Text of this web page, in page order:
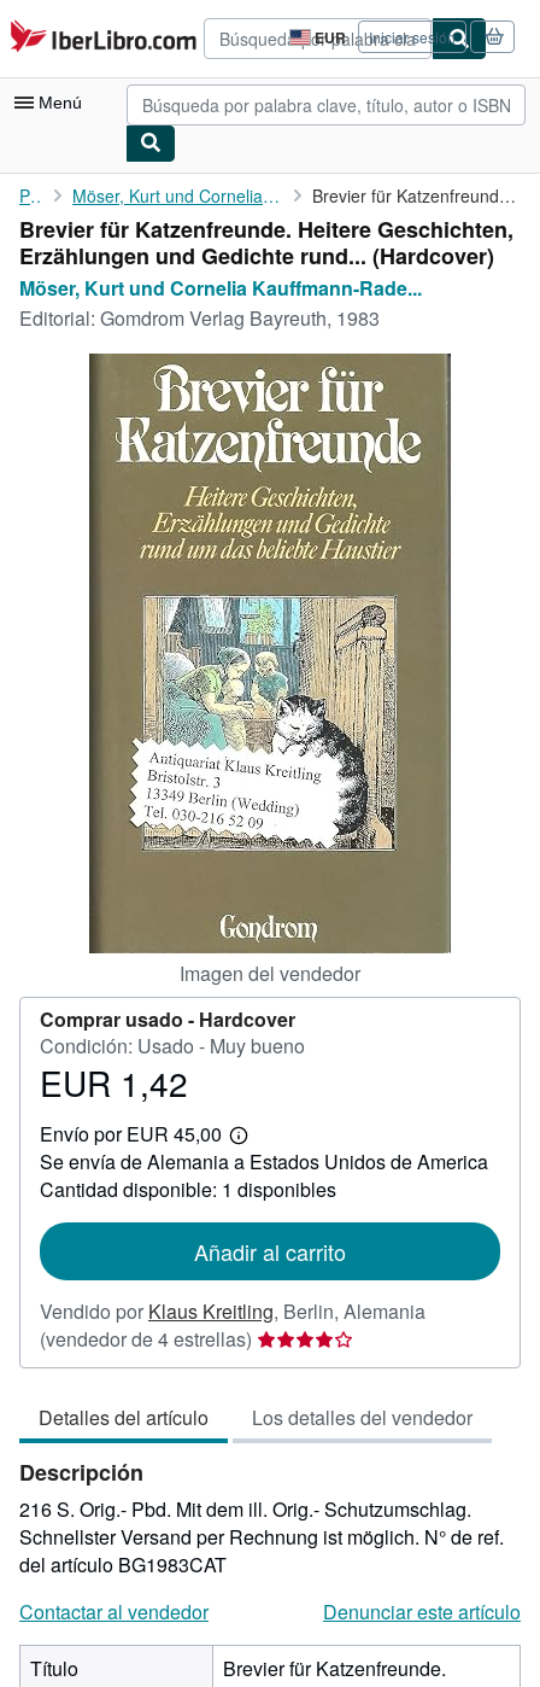
Pasar al contenido principal
IberLibro.com EUR
Preferencias
de
compra
del
Iniciar sesión
Menú
Mi cuenta
Consultar mis pedidos
Búsqueda avanzada
Colecciones
Arte y coleccionismo
Vendedores
Portada Möser, Kurt und Cornelia Kauffmann-Rade ( Zusammengestellt und... Brevier für Katzenfreunde. Heitere Geschichten, Erzählungen und ...
Brevier für Katzenfreunde. Heitere Geschichten,
Erzählungen und Gedichte rund... (Hardcover)
Möser, Kurt und Cornelia Kauffmann-Rade...
Editorial: Gomdrom Verlag Bayreuth, 1983
Imagen del vendedor
Comprar usado - Hardcover
Condición: Usado - Muy bueno
Precio
1,42
EUR 1,42
Envío por EUR 45,00
Más
información
sobre
las
envío
Se envía de Alemania a Estados Unidos de America
Cantidad disponible: 1 disponibles
Añadir al carrito
Vendido por Klaus Kreitling, Berlin, Alemania
(vendedor de 4 estrellas) Calificación
del
4
de
estrellas
Detalles del artículo Los detalles del vendedor
Descripción
216 S. Orig.- Pbd. Mit dem ill. Orig.- Schutzumschlag.
Schnellster Versand per Rechnung ist möglich. N° de ref.
del artículo BG1983CAT
Contactar al vendedor
Denunciar este artículo
Título
Brevier für Katzenfreunde.